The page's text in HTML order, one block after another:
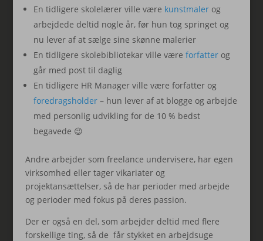
En tidligere skolelærer ville være kunstmalerog
arbejdede deltid nogle år, før hun tog springet og
nu lever af at sælge sine skønne malerier
En tidligere skolebibliotekar ville være forfatterog
går med post til daglig
En tidligere HR Manager ville være forfatter og
foredragsholder– hun lever af at blogge og arbejde
med personlig udvikling for de 10 % bedst
begavede 😉
Andre arbejder som freelance undervisere, har egen
virksomhed eller tager vikariater og
projektansættelser, så de har perioder med arbejde
og perioder med fokus på deres passion.
Der er også en del, som arbejder deltid med flere
forskellige ting, så de får stykket en arbejdsuge